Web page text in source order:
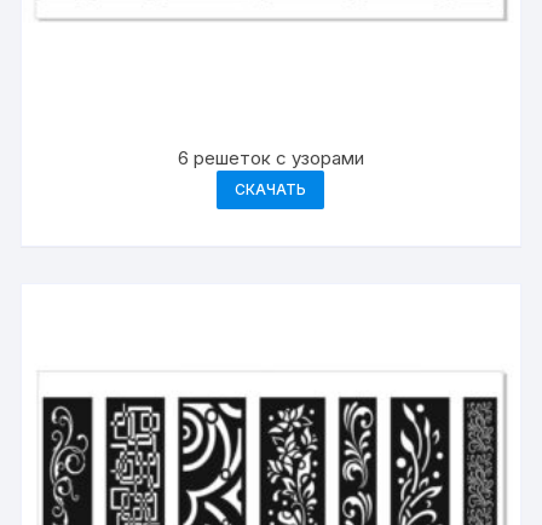
6 решеток с узорами
СКАЧАТЬ